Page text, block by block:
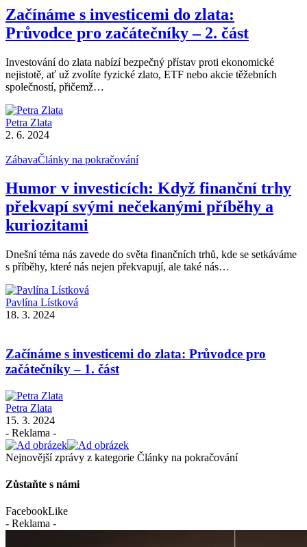
Začínáme s investicemi do zlata:
Průvodce pro začátečníky – 2. část
Investování do zlata nabízí bezpečný přístav proti ekonomické
nejistotě, ať už zvolíte fyzické zlato, ETF nebo akcie těžebních
společností, přičemž…
Petra Zlata
2. 6. 2024
ZábavaČlánky na pokračování
Humor v investicích: Když finanční trhy
překvapí svými nečekanými příběhy a
kuriozitami
Dnešní téma nás zavede do světa finančních trhů, kde se setkáváme
s příběhy, které nás nejen překvapují, ale také nás…
Pavlína Lístková
18. 3. 2024
Začínáme s investicemi do zlata: Průvodce pro
začátečníky – 1. část
Petra Zlata
15. 3. 2024
- Reklama -
Nejnovější zprávy z kategorie Články na pokračování
Zůstaňte s námi
FacebookLike
- Reklama -